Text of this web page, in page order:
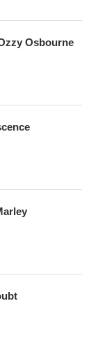
Osbourne